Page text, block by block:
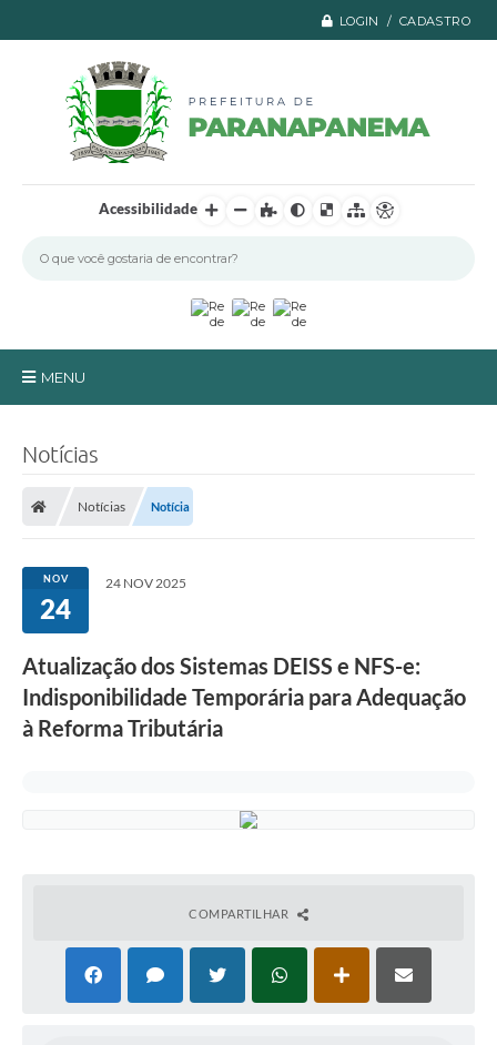
LOGIN / CADASTRO
Acessibilidade
MENU
Transparência
Ouvidoria / SIC
Fale Conosco
Leis Municipais
Diário Oficial
Notícias
Notícias Notícia
NOV
24
24 NOV 2025
Atualização dos Sistemas DEISS e NFS-e:
Indisponibilidade Temporária para Adequação
à Reforma Tributária
COMPARTILHAR